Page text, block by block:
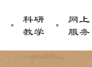
科研
教学
网上
服务